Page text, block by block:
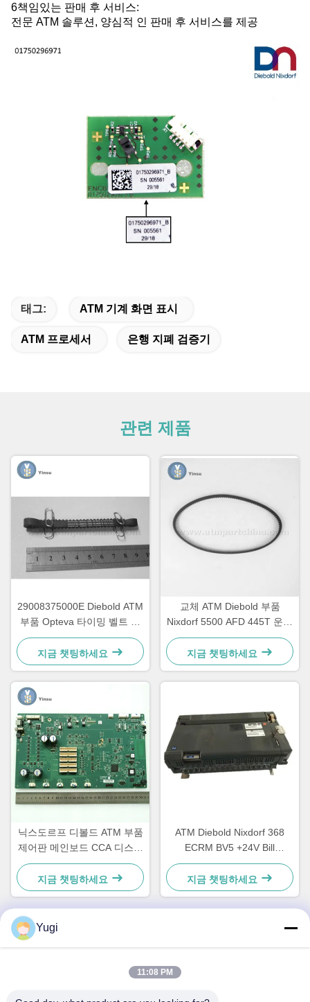
6책임있는 판매 후 서비스:
전문 ATM 솔루션, 양심적 인 판매 후 서비스를 제공
태그: ATM 기계 화면 표시
ATM 프로세서 은행 지폐 검증기
관련 제품
29008375000E Diebold ATM
부품 Opteva 타이밍 벨트 운
송 벨트 67T
지금 챗팅하세요
교체 ATM Diebold 부품
Nixdorf 5500 AFD 445T 운송
벨트 2900837500AH
지금 챗팅하세요
닉스도르프 디볼드 ATM 부품
제어판 메인보드 CCA 디스커
버리 49242480000B
지금 챗팅하세요
ATM Diebold Nixdorf 368
ECRM BV5 +24V Bill
Acceptor Validator Parts
49238415000A
지금 챗팅하세요
Yugi
11:08 PM